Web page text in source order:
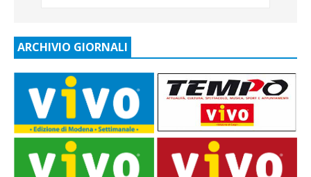
ARCHIVIO GIORNALI